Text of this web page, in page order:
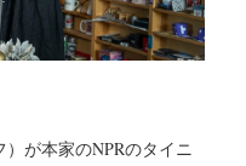
）が本家のNPRのタイニ